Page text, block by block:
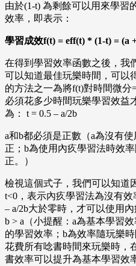
由於(1-t) 為剩餘可以用來學習
效率，即表示：
學習成效f(t) = eff(t) * (1-t) = (a
在得到學習效率函數之後，我
可以知道最佳玩樂時間，可以
的方法之一為將f(t)對時間微分
必須花多少時間玩樂學習效益
為： t = 0.5 – a/2b
a和b都必須是正數（a為沒有
正；b為使用內疚學習法時效
正。）
檢視這個式子，我們可以知道
t<0，表示內疚學習法為沒有
– a/2b大於零時，才可以使用
b > a（小提醒：a為基本學習
的學習效率；b為效率隨玩樂
花費所有唸書時間來玩樂時，
書效率可以提升為基本學習效